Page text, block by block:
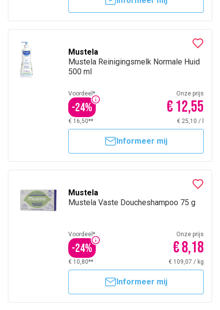
Mustela
Mustela Reinigingsmelk Normale Huid
500 ml
Voordeel*
-24%
Onze prijs
€ 12,55
€ 16,50** € 25,10 /
Informeer mij
Mustela
Mustela Vaste Doucheshampoo 75 g
Voordeel*
-24%
Onze prijs
€ 8,18
€ 10,80** € 109,07 / kg
Informeer mij